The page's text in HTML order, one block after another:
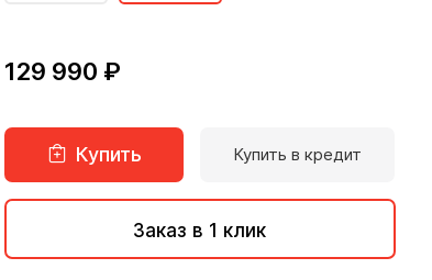
129 990 ₽
Купить Купить в кредит
Заказ в 1 клик